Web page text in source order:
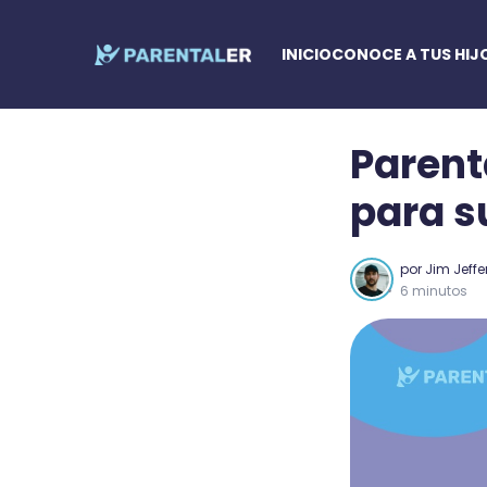
INICIOCONOCE A TUS
para
por Jim
6 minutos